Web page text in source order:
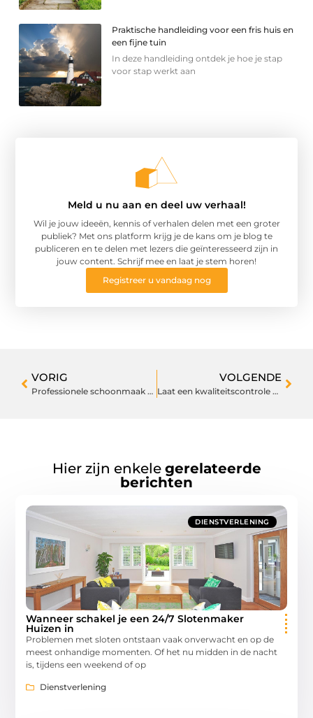
Praktische handleiding voor een fris huis en
een fijne tuin
In deze handleiding ontdek je hoe je stap
voor stap werkt aan
Meld u nu aan en deel uw verhaal!
Wil je jouw ideeën, kennis of verhalen delen met een groter
publiek? Met ons platform krijg je de kans om je blog te
publiceren en te delen met lezers die geïnteresseerd zijn in
jouw content. Schrijf mee en laat je stem horen!
Registreer u vandaag nog
VORIG
Professionele schoonmaak voor een blinkend resultaat
VOLGENDE
Laat een kwaliteitscontrole uitvoeren op uw goederen uit China
Hier zijn enkele gerelateerde
berichten
DIENSTVERLENING
Wanneer schakel je een 24/7 Slotenmaker
Huizen in
Problemen met sloten ontstaan vaak onverwacht en op de
meest onhandige momenten. Of het nu midden in de nacht
is, tijdens een weekend of op
Dienstverlening